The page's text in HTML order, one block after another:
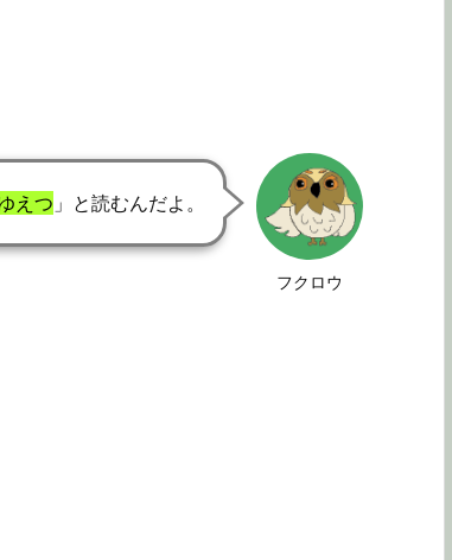
フクロウ
えつ 」と読むんだよ。